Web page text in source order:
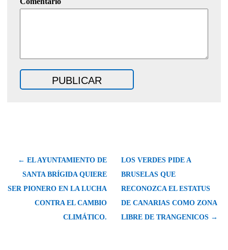
← EL AYUNTAMIENTO DE
SANTA BRÍGIDA QUIERE
SER PIONERO EN LA LUCHA
CONTRA EL CAMBIO
CLIMÁTICO.
LOS VERDES PIDE A
BRUSELAS QUE
RECONOZCA EL ESTATUS
DE CANARIAS COMO ZONA
LIBRE DE TRANGENICOS →